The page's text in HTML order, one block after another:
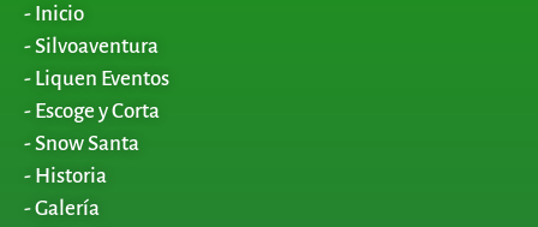
- Inicio
- Silvoaventura
- Liquen Eventos
- Escoge y Corta
- Snow Santa
- Historia
- Galería